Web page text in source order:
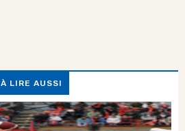
À LIRE AUSSI